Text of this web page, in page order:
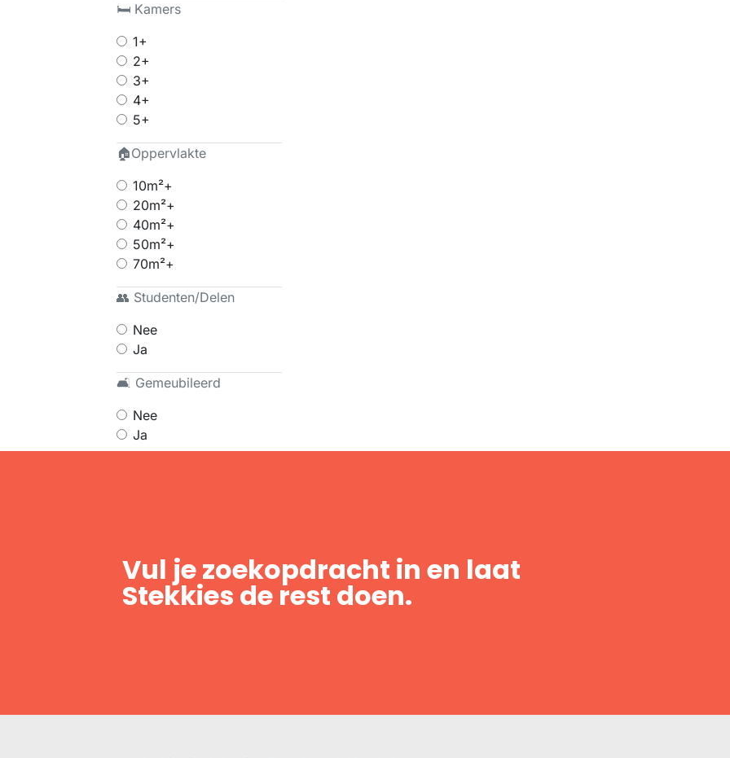
🛏 Kamers
1+
2+
3+
4+
5+
🏠Oppervlakte
10m²+
20m²+
40m²+
50m²+
70m²+
👥 Studenten/Delen
Nee
Ja
🛋 Gemeubileerd
Nee
Ja
Vul je zoekopdracht in en laat
Stekkies de rest doen.